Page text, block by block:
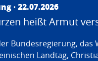
· 22.07.2026
heißt Armut
Bundesregierung,
Landtag,